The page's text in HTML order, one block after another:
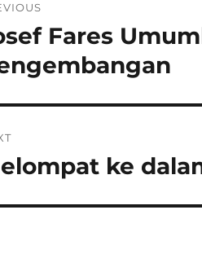
Fares
ke